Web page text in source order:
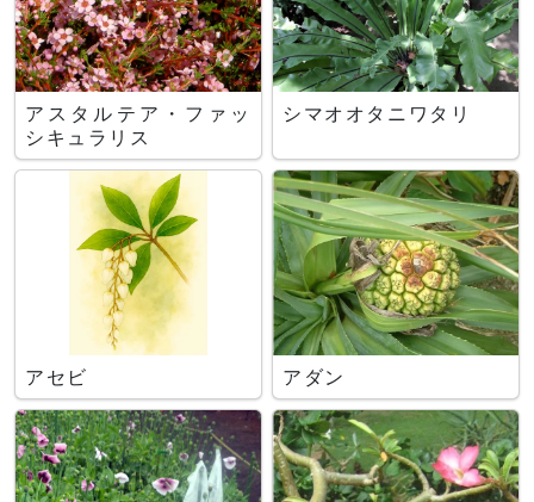
アスタルテア・ファッ
シキュラリス
シマオオタニワタリ
アセビ アダン